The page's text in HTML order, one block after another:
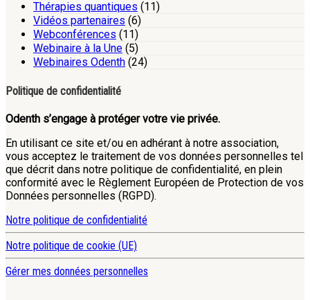
Thérapies quantiques (11)
Vidéos partenaires (6)
Webconférences (11)
Webinaire à la Une (5)
Webinaires Odenth (24)
Politique de confidentialité
Odenth s’engage à protéger votre vie privée.
En utilisant ce site et/ou en adhérant à notre association,
vous acceptez le traitement de vos données personnelles tel
que décrit dans notre politique de confidentialité, en plein
conformité avec le Règlement Européen de Protection de vos
Données personnelles (RGPD).
Notre politique de confidentialité
Notre politique de cookie (UE)
Gérer mes données personnelles